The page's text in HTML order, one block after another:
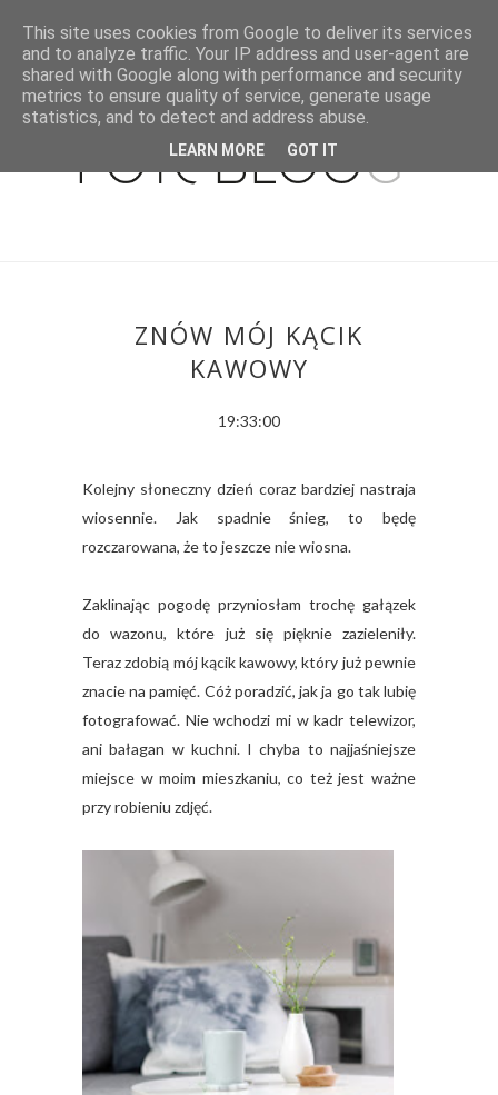
ZNÓW MÓJ KĄCIK
KAWOWY
19:33:00
Kolejny słoneczny dzień coraz bardziej nastraja
wiosennie. Jak spadnie śnieg, to będę
rozczarowana, że to jeszcze nie wiosna.
Zaklinając pogodę przyniosłam trochę gałązek
do wazonu, które już się pięknie zazieleniły.
Teraz zdobią mój kącik kawowy, który już pewnie
znacie na pamięć. Cóż poradzić, jak ja go tak lubię
fotografować. Nie wchodzi mi w kadr telewizor,
ani bałagan w kuchni. I chyba to najjaśniejsze
miejsce w moim mieszkaniu, co też jest ważne
przy robieniu zdjęć.
This site uses cookies from Google to deliver its services
and to analyze traffic. Your IP address and user-agent are
shared with Google along with performance and security
metrics to ensure quality of service, generate usage
statistics, and to detect and address abuse.
LEARN MORE GOT IT